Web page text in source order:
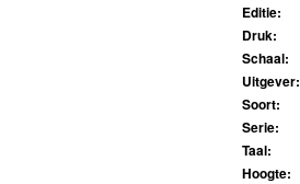
Editie:
Druk:
Schaal:
Uitgever:
Soort:
Serie:
Taal:
Hoogte: